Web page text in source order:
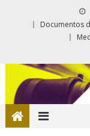
Documentos